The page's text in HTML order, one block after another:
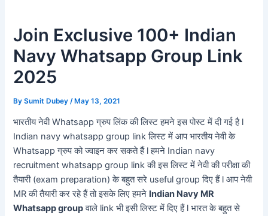
Join Exclusive 100+ Indian
Navy Whatsapp Group Link
2025
BySumit Dubey /May 13, 2021
भारतीय नेवी Whatsapp ग्रुप लिंक की लिस्ट हमने इस पोस्ट में दी गई है l
Indian navy whatsapp group link लिस्ट में आप भारतीय नेवी के
Whatsapp ग्रुप को ज्वाइन कर सकते हैं l हमने Indian navy
recruitment whatsapp group link की इस लिस्ट में नेवी की परीक्षा की
तैयारी (exam preparation) के बहुत सरे useful group दिए हैं l आप नेवी
MR की तैयारी कर रहे हैं तो इसके लिए हमने Indian Navy MR
Whatsapp groupवाले link भी इसी लिस्ट में दिए हैं l भारत के बहुत से